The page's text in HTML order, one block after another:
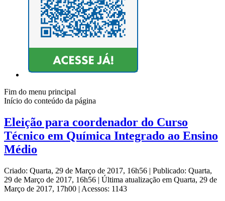
Fim do menu principal
Início do conteúdo da página
Eleição para coordenador do Curso
Técnico em Química Integrado ao Ensino
Médio
Criado: Quarta, 29 de Março de 2017, 16h56 | Publicado: Quarta,
29 de Março de 2017, 16h56 | Última atualização em Quarta, 29 de
Março de 2017, 17h00 | Acessos: 1143